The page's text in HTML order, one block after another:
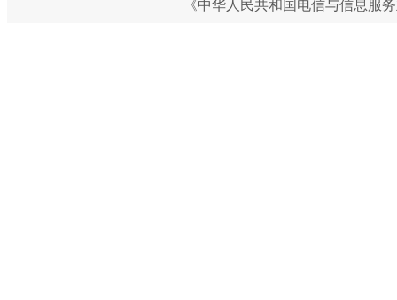
《中华人民共和国电信与信息服